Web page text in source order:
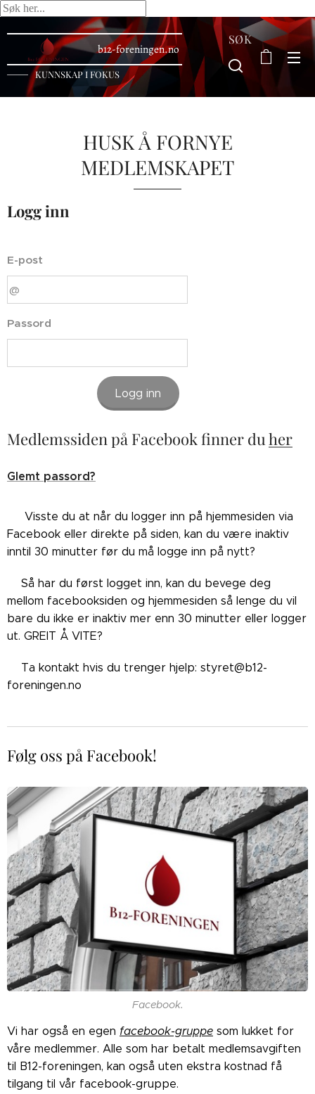
b12-foreningen.no
KUNNSKAP I FOKUS
SØK
HUSK Å FORNYE
MEDLEMSKAPET
Logg inn
E-post
Passord
Logg inn
Medlemssiden på Facebook finner duher
Glemt passord?
👉🏼Visste du at når du logger inn på hjemmesiden via
Facebook eller direkte på siden, kan du være inaktiv
inntil 30 minutter før du må logge inn på nytt?
👉🏼Så har du først logget inn, kan du bevege deg
mellom facebooksiden og hjemmesiden så lenge du vil
bare du ikke er inaktiv mer enn 30 minutter eller logger
ut. GREIT Å VITE?
👉🏼Ta kontakt hvis du trenger hjelp: styret@b12-
foreningen.no
Følg oss på Facebook!
Facebook.
Vi har også en egen facebook-gruppe som lukket for
våre medlemmer. Alle som har betalt medlemsavgiften
til B12-foreningen, kan også uten ekstra kostnad få
tilgang til vår facebook-gruppe.